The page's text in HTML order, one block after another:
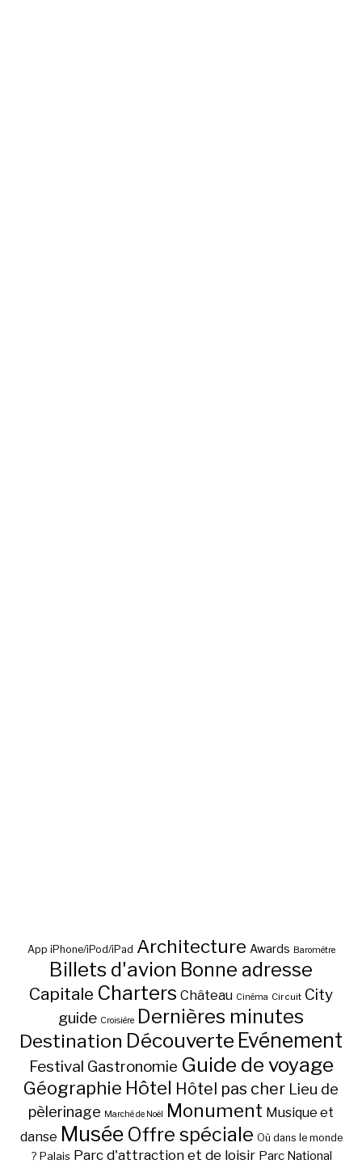
App iPhone/iPod/iPad Architecture Awards Baromètre
Billets d'avion Bonne adresse
Capitale Charters Château Cinéma Circuit City
guide Croisière Dernières minutes
Destination Découverte Evénement
Festival Gastronomie Guide de voyage
Géographie Hôtel Hôtel pas cher Lieu de
pèlerinage Marché de Noël Monument Musique et
danse Musée Offre spéciale Où dans le monde
? Palais Parc d'attraction et de loisir Parc National